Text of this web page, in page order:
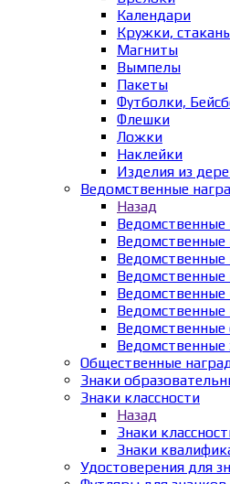
Календари
Кружки,
Магниты
Вымпелы
Пакеты
Футболки,
Флешки
Ложки
Наклейки
Изделия из
Ведомственные
Назад
Ведомственные
Ведомственные
Ведомственные
Ведомственные
Общественные
Знаки
Знаки классности
Назад
Знаки
Знаки
Удостоверения для